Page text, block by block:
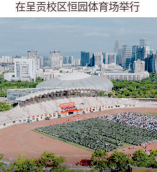
在呈贡校区恒园体育场举行